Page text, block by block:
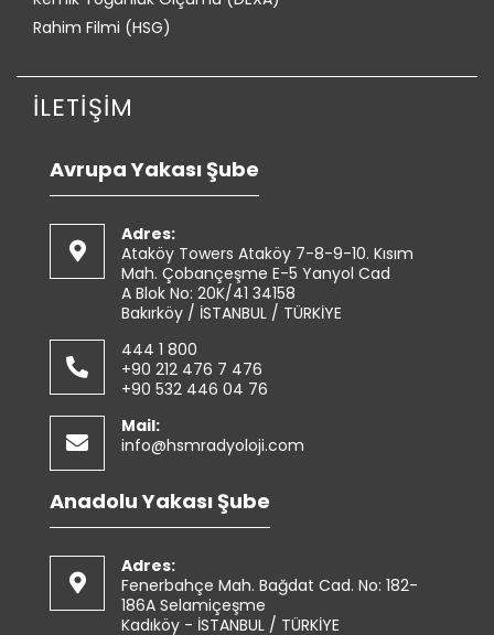
Rahim Filmi (HSG)
İLETİŞİM
Avrupa Yakası Şube
Adres:
Ataköy Towers Ataköy 7-8-9-10. Kısım
Mah. Çobançeşme E-5 Yanyol Cad
A Blok No: 20K/41 34158
Bakırköy / İSTANBUL / TÜRKİYE
444 1 800
+90 212 476 7 476
+90 532 446 04 76
Mail:
info@hsmradyoloji.com
Anadolu Yakası Şube
Adres:
Fenerbahçe Mah. Bağdat Cad. No: 182-
186A Selamiçeşme
Kadıköy - İSTANBUL / TÜRKİYE